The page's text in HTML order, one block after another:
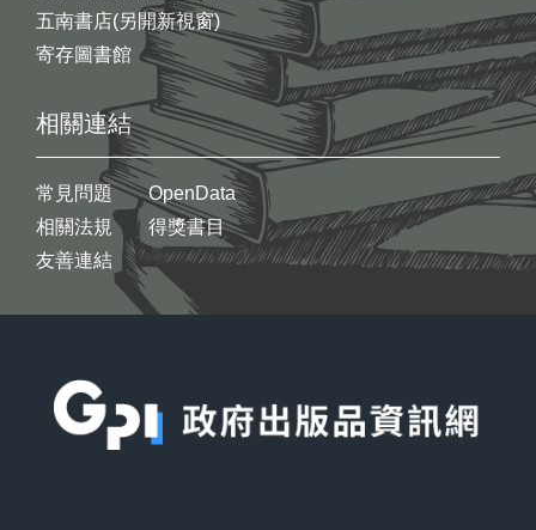
五南書店(另開新視窗)
寄存圖書館
相關連結
常見問題
相關法規
友善連結
OpenData
得獎書目